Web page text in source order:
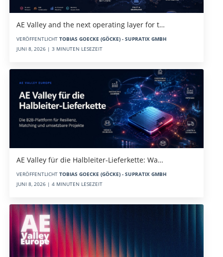
AE Valley and the next operating layer for t…
VERÖFFENTLICHT TOBIAS GOECKE (GÖCKE) - SUPRATIX GMBH
JUNI 8, 2026 | 3 MINUTEN LESEZEIT
AE Valley für die Halbleiter-Lieferkette: Wa…
VERÖFFENTLICHT TOBIAS GOECKE (GÖCKE) - SUPRATIX GMBH
JUNI 8, 2026 | 4 MINUTEN LESEZEIT